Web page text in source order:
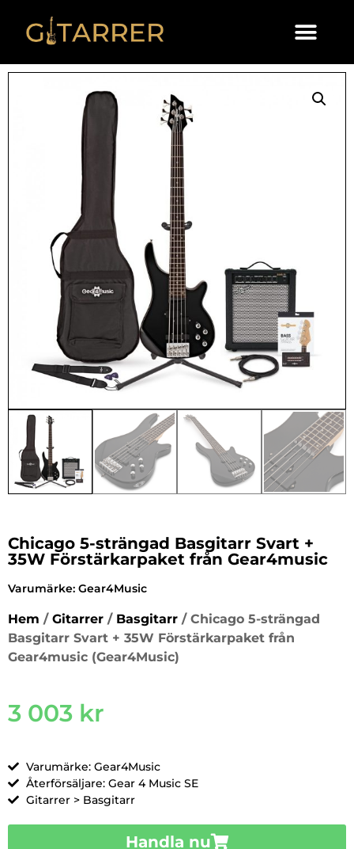
Chicago 5-strängad Basgitarr Svart +
35W Förstärkarpaket från Gear4music
Varumärke: Gear4Music
Hem / Gitarrer / Basgitarr / Chicago 5-strängad
Basgitarr Svart + 35W Förstärkarpaket från
Gear4music (Gear4Music)
3 003 kr
Varumärke: Gear4Music
Återförsäljare: Gear 4 Music SE
Gitarrer > Basgitarr
Handla nu